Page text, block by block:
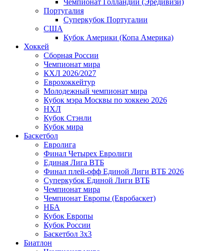
Чемпионат Голландии (Эредивизи)
Португалия
Суперкубок Португалии
США
Кубок Америки (Копа Америка)
Хоккей
Сборная России
Чемпионат мира
КХЛ 2026/2027
Еврохоккейтур
Молодежный чемпионат мира
Кубок мэра Москвы по хоккею 2026
НХЛ
Кубок Стэнли
Кубок мира
Баскетбол
Евролига
Финал Четырех Евролиги
Единая Лига ВТБ
Финал плей-офф Единой Лиги ВТБ 2026
Суперкубок Единой Лиги ВТБ
Чемпионат мира
Чемпионат Европы (Евробаскет)
НБА
Кубок Европы
Кубок России
Баскетбол 3х3
Биатлон